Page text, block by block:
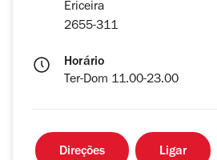
Ericeira
2655-311
Horário
Ter-Dom 11.00-23.00
Direções Ligar